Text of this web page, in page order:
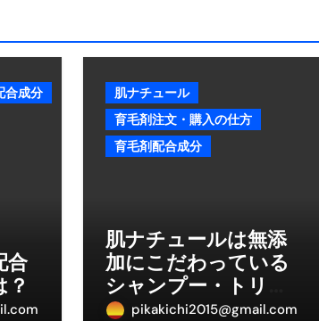
朝食付き割引まで網羅 ― “失敗せずに選ぶ”実践
が“セット割”で最安級！ スカイマーク／
紹介
何をするサイトか”が一目で伝わる。い
る効果まとめ】#梅干し #ダイエット #筋トレ
わかる効果まとめ】#ダイエット #筋トレ #
る効果まとめ】#バナナ #ダイエット #筋トレ
？ #ダイエット #プロテイン #痩せる
メインなら“全部まとめて”安心スタート
首・足元の冷えを根こそぎ防ぐ！素材別おすす
合成分
合
？
肌ナチュール
育毛剤注文・購入の仕方
育毛剤配合成分
肌ナチュールは無添
加にこだわっている
シャンプー・トリー
トメントなのか？
pikakichi2015@gmail.com